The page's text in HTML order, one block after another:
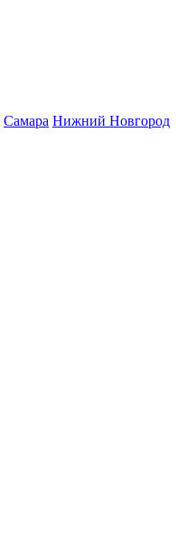
Самара Нижний Новгород